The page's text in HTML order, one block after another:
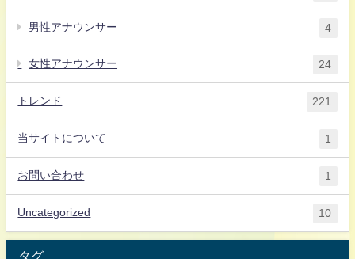
男性アナウンサー 4
女性アナウンサー 24
トレンド 221
当サイトについて 1
お問い合わせ 1
Uncategorized 10
タグ